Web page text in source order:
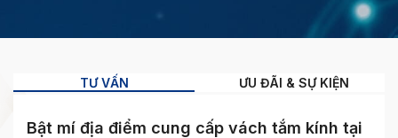
TƯ VẤN ƯU ĐÃI & SỰ KIỆN
Bật mí địa điểm cung cấp vách tắm kính tại